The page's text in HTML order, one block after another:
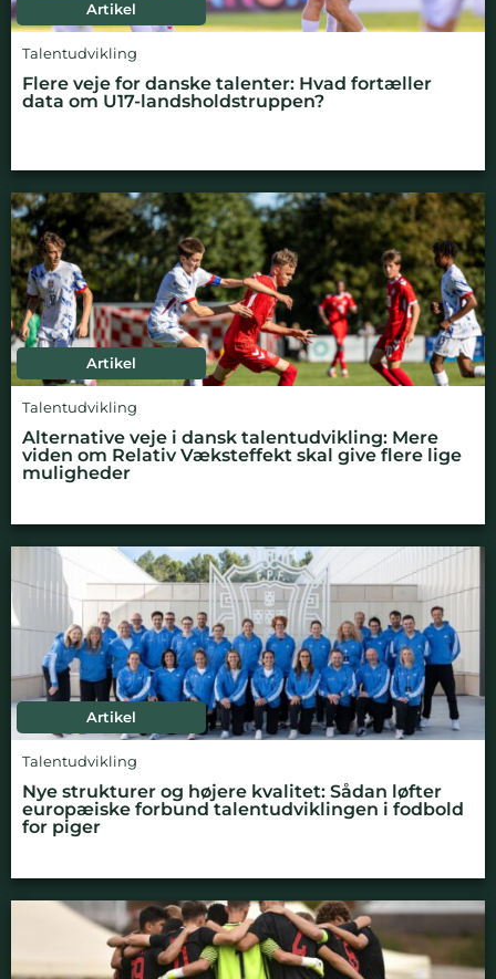
Artikel
Talentudvikling
Flere veje for danske talenter: Hvad fortæller
data om U17-landsholdstruppen?
Artikel
Talentudvikling
Alternative veje i dansk talentudvikling: Mere
viden om Relativ Væksteffekt skal give flere lige
muligheder
Artikel
Talentudvikling
Nye strukturer og højere kvalitet: Sådan løfter
europæiske forbund talentudviklingen i fodbold
for piger